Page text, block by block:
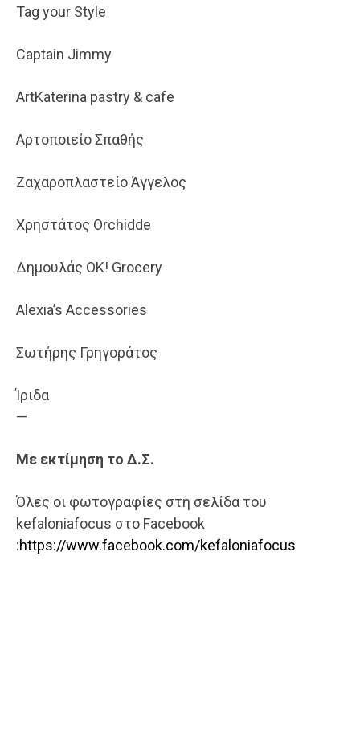
Tag your Style
Captain Jimmy
ArtKaterina pastry & cafe
Αρτοποιείο Σπαθής
Ζαχαροπλαστείο Άγγελος
Χρηστάτος Orchidde
Δημουλάς ΟΚ! Grocery
Alexia’s Accessories
Σωτήρης Γρηγοράτος
Ίριδα
—
Με εκτίμηση το Δ.Σ.
Όλες οι φωτογραφίες στη σελίδα του
kefaloniafocus στο Facebook
:https://www.facebook.com/kefaloniafocus